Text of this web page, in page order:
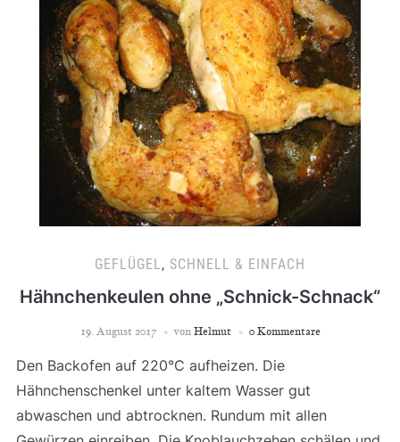
GEFLÜGEL, SCHNELL & EINFACH
Hähnchenkeulen ohne „Schnick-Schnack“
19. August 2017 von Helmut 0 Kommentare
Den Backofen auf 220°C aufheizen. Die
Hähnchenschenkel unter kaltem Wasser gut
abwaschen und abtrocknen. Rundum mit allen